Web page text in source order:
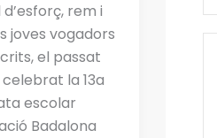
rem i
joves vogadors
el passat
celebrat la 13a
escolar
Badalona